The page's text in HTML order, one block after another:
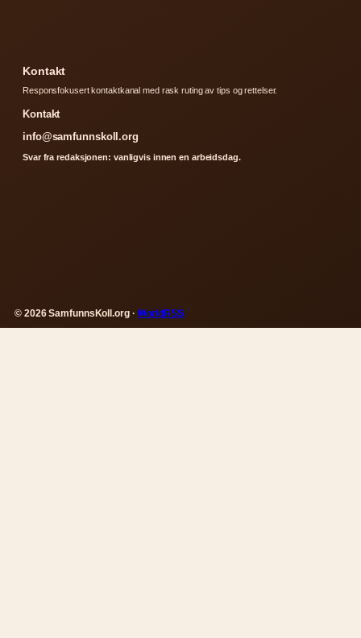
Kontakt
Responsfokusert kontaktkanal med rask ruting av tips og rettelser.
Kontakt
info@samfunnskoll.org
Svar fra redaksjonen: vanligvis innen en arbeidsdag.
© 2026 SamfunnsKoll.org ·WorldRSS